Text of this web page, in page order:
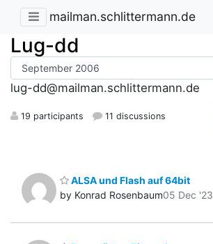
mailman.schlittermann.de
Lug-dd
lug-dd@mailman.schlittermann.de
19 participants 11 discussions
ALSA und Flash auf 64bit
by Konrad Rosenbaum05 Dec '23